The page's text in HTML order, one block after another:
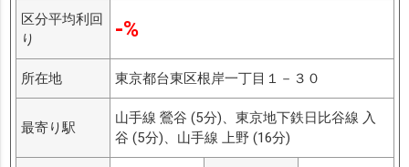
区分平均利回
り
-%
所在地 東京都台東区根岸一丁目１－３０
最寄り駅
山手線 鶯谷 (5分)、東京地下鉄日比谷線 入
谷 (5分)、山手線 上野 (16分)